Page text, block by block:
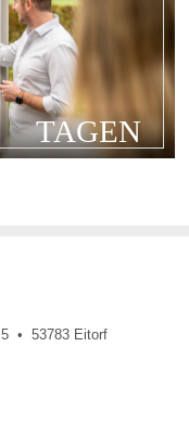
TAGEN
• 53783 Eitorf